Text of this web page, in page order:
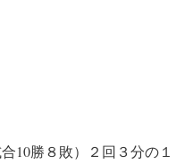
10勝８敗）２回３分の１